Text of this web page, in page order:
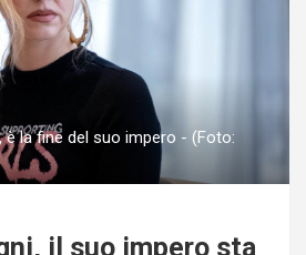
è la fine del suo impero - (Foto:
il suo impero sta